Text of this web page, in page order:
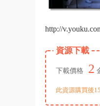
http://
資源下載
下載價格 2
此資源購買後